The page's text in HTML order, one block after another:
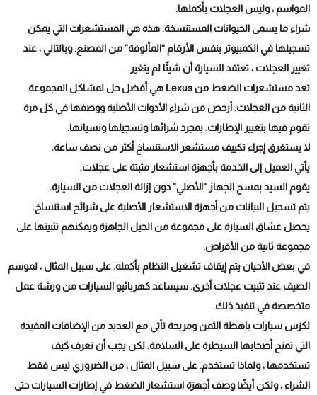
المواسم ، وليس العجلات بأكملها.
شراء ما يسمى الحيوانات المستنسخة. هذه هي المستشعرات التي يمكن
تسجيلها في الكمبيوتر بنفس الأرقام “المألوفة” من المصنع. وبالتالي ، عند
تغيير العجلات ، تعتقد السيارة أن شيئًا لم يتغير.
تعد مستشعرات الضغط من Lexus هي أفضل حل لمشاكل المجموعة
الثانية من العجلات. أرخص من شراء الأدوات الأصلية ووصفها في كل مرة
تقوم فيها بتغيير الإطارات. بمجرد شرائها وتسجيلها ونسيانها.
لا يستغرق إجراء تكييف مستشعر الاستنساخ أكثر من نصف ساعة.
يأتي العميل إلى الخدمة بأجهزة استشعار مثبتة على عجلات.
يقوم السيد بمسح الجهاز “الأصلي” دون إزالة العجلات من السيارة.
يتم تسجيل البيانات من أجهزة الاستشعار الأصلية على شرائح استنساخ.
يحصل عشاق السيارة على مجموعة من الحيل الجاهزة ويمكنهم تثبيتها على
مجموعة ثانية من الأقراص.
في بعض الأحيان يتم إيقاف تشغيل النظام بأكمله. على سبيل المثال ، لموسم
الصيف عند تثبيت عجلات أخرى. سيساعد كهربائيو السيارات من ورشة عمل
متخصصة في تنفيذ ذلك.
لكزس سيارات باهظة الثمن ومريحة تأتي مع العديد من الإضافات المفيدة
التي تمنح أصحابها السيطرة على السلامة. لكن يجب أن تعرف كيف
تستخدمها ، ولماذا تستخدم. على سبيل المثال ، من الضروري ليس فقط
الشراء ، ولكن أيضًا وصف أجهزة استشعار الضغط في إطارات السيارات حتى